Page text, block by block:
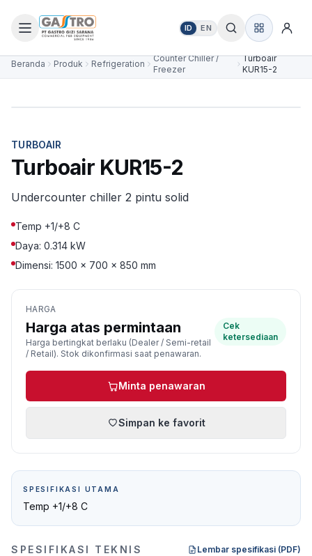
ID EN
Beranda Produk Refrigeration
Counter Chiller /
Freezer
Turboair
KUR15-2
TURBOAIR
Turboair KUR15-2
Undercounter chiller 2 pintu solid
Temp +1/+8 C
Daya: 0.314 kW
Dimensi: 1500 × 700 × 850 mm
HARGA
Harga atas permintaan
Harga bertingkat berlaku (Dealer / Semi-retail
/ Retail). Stok dikonfirmasi saat penawaran.
Cek
ketersediaan
Minta penawaran
Simpan ke favorit
SPESIFIKASI UTAMA
Temp +1/+8 C
SPESIFIKASI TEKNIS Lembar spesifikasi (PDF)